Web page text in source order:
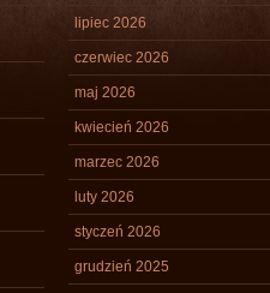
lipiec 2026
czerwiec 2026
maj 2026
kwiecień 2026
marzec 2026
luty 2026
styczeń 2026
grudzień 2025